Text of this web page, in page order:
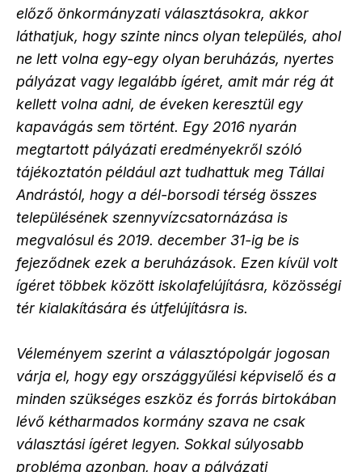
előző önkormányzati választásokra, akkor
láthatjuk, hogy szinte nincs olyan település, ahol
ne lett volna egy-egy olyan beruházás, nyertes
pályázat vagy legalább ígéret, amit már rég át
kellett volna adni, de éveken keresztül egy
kapavágás sem történt. Egy 2016 nyarán
megtartott pályázati eredményekről szóló
tájékoztatón például azt tudhattuk meg Tállai
Andrástól, hogy a dél-borsodi térség összes
településének szennyvízcsatornázása is
megvalósul és 2019. december 31-ig be is
fejeződnek ezek a beruházások. Ezen kívül volt
ígéret többek között iskolafelújításra, közösségi
tér kialakítására és útfelújításra is.
Véleményem szerint a választópolgár jogosan
várja el, hogy egy országgyűlési képviselő és a
minden szükséges eszköz és forrás birtokában
lévő kétharmados kormány szava ne csak
választási ígéret legyen. Sokkal súlyosabb
probléma azonban, hogy a pályázati